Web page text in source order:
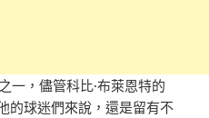
一，儘管科比·布萊恩特的
的球迷們來說，還是留有不